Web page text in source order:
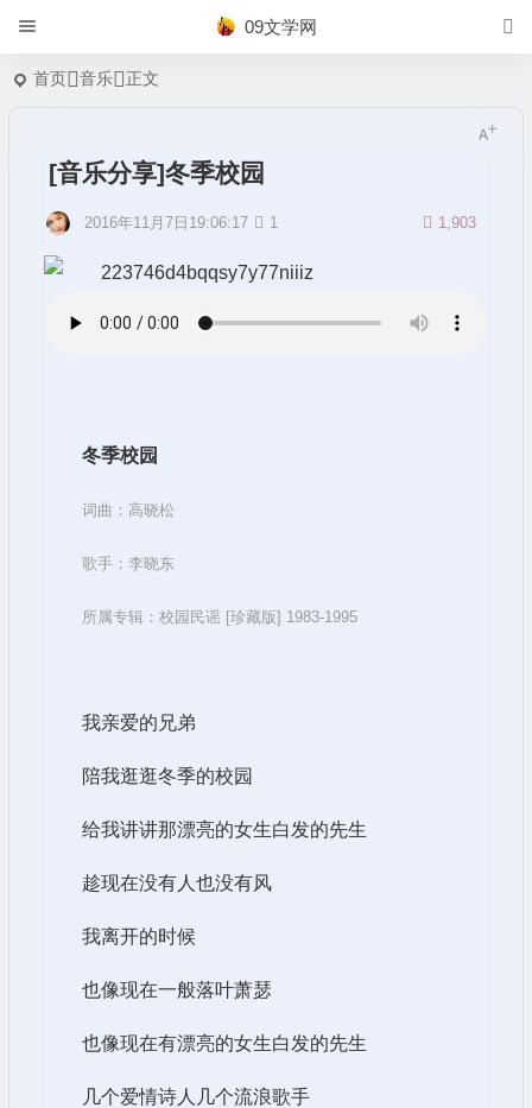
09文学网
首页 音乐 正文
[音乐分享]冬季校园
2016年11月7日19:06:17 1,903
1
冬季校园
词曲：高晓松
歌手：李晓东
所属专辑：校园民谣 [珍藏版] 1983-1995
我亲爱的兄弟
陪我逛逛冬季的校园
给我讲讲那漂亮的女生白发的先生
趁现在没有人也没有风
我离开的时候
也像现在一般落叶萧瑟
也像现在有漂亮的女生白发的先生
几个爱情诗人几个流浪歌手